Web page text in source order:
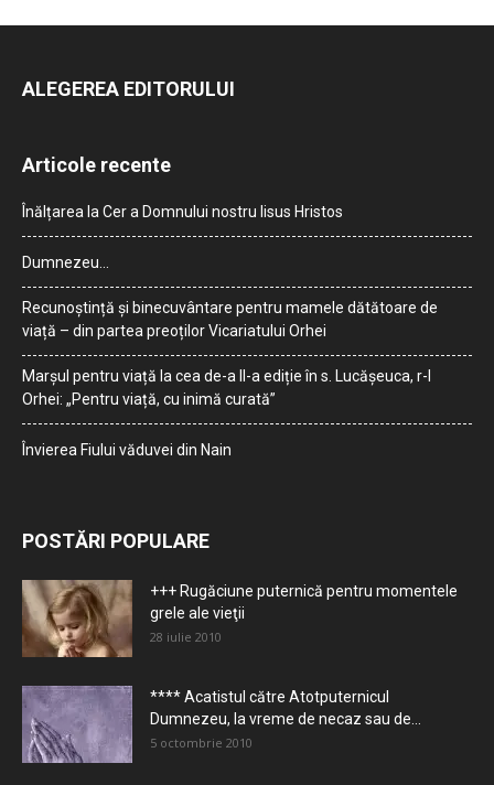
ALEGEREA EDITORULUI
Articole recente
Înălțarea la Cer a Domnului nostru Iisus Hristos
Dumnezeu…
Recunoștință și binecuvântare pentru mamele dătătoare de
viață – din partea preoților Vicariatului Orhei
Marșul pentru viață la cea de-a II-a ediție în s. Lucășeuca, r-l
Orhei: „Pentru viață, cu inimă curată”
Învierea Fiului văduvei din Nain
POSTĂRI POPULARE
+++ Rugăciune puternică pentru momentele
grele ale vieţii
28 iulie 2010
**** Acatistul către Atotputernicul
Dumnezeu, la vreme de necaz sau de...
5 octombrie 2010